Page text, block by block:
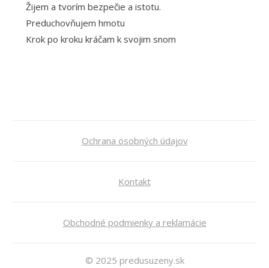
Žijem a tvorím bezpečie a istotu.
Preduchovňujem hmotu
Krok po kroku kráčam k svojim snom
Ochrana osobných údajov
Kontakt
Obchodné podmienky a reklamácie
© 2025 predusuzeny.sk